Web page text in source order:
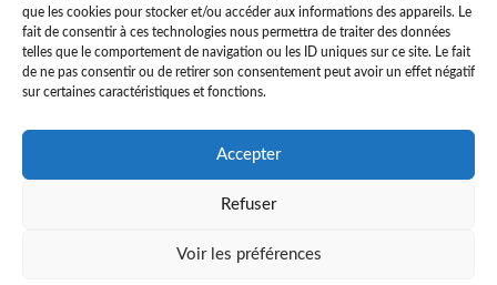
que les cookies pour stocker et/ou accéder aux informations des appareils. Le
fait de consentir à ces technologies nous permettra de traiter des données
telles que le comportement de navigation ou les ID uniques sur ce site. Le fait
de ne pas consentir ou de retirer son consentement peut avoir un effet négatif
sur certaines caractéristiques et fonctions.
Accepter
Refuser
Voir les préférences
78330 FONTENAY LE FLEURY
01.34.60.37.33